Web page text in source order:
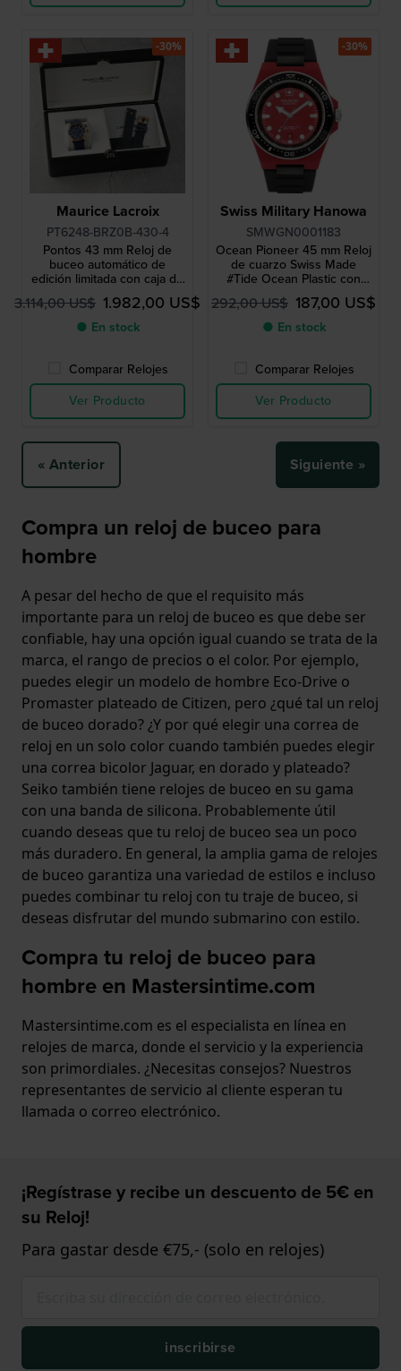
Maurice Lacroix
PT6248-BRZ0B-430-4
Pontos 43 mm Reloj de
buceo automático de
edición limitada con caja de
bronce auténtico
3.114,00 US$ 1.982,00 US$
● En stock
Comparar Relojes
Ver Producto
-30%
Swiss Military Hanowa
SMWGN0001183
Ocean Pioneer 45 mm Reloj
de cuarzo Swiss Made
#Tide Ocean Plastic con
fecha
292,00 US$ 187,00 US$
● En stock
Comparar Relojes
Ver Producto
-30%
« Anterior Siguiente »
Compra un reloj de buceo para
hombre
A pesar del hecho de que el requisito más
importante para un reloj de buceo es que debe ser
confiable, hay una opción igual cuando se trata de la
marca, el rango de precios o el color. Por ejemplo,
puedes elegir un modelo de hombre Eco-Drive o
Promaster plateado de Citizen, pero ¿qué tal un reloj
de buceo dorado? ¿Y por qué elegir una correa de
reloj en un solo color cuando también puedes elegir
una correa bicolor Jaguar, en dorado y plateado?
Seiko también tiene relojes de buceo en su gama
con una banda de silicona. Probablemente útil
cuando deseas que tu reloj de buceo sea un poco
más duradero. En general, la amplia gama de relojes
de buceo garantiza una variedad de estilos e incluso
puedes combinar tu reloj con tu traje de buceo, si
deseas disfrutar del mundo submarino con estilo.
Compra tu reloj de buceo para
hombre en Mastersintime.com
Mastersintime.com es el especialista en línea en
relojes de marca, donde el servicio y la experiencia
son primordiales. ¿Necesitas consejos? Nuestros
representantes de servicio al cliente esperan tu
llamada o correo electrónico.
¡Regístrase y recibe un descuento de 5€ en
su Reloj!
Para gastar desde €75,- (solo en relojes)
inscribirse